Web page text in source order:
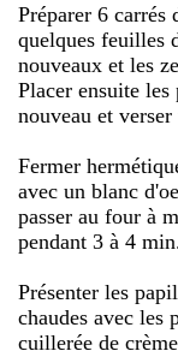
Préparer 6 carrés
quelques feuilles
nouveaux et les
Placer ensuite les
nouveau et
Fermer
avec un blanc
passer au four à
pendant 3 à 4
Présenter les
chaudes avec les
cuillerée de